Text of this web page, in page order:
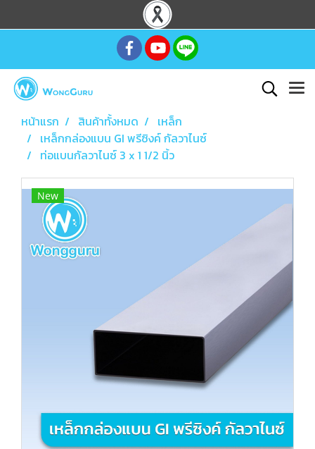
หน้าแรก สินค้าทั้งหมด
เหล็ก
เหล็กกล่องแบน GI พรีซิงค์ กัลวาไนซ์
ท่อแบนกัลวาไนซ์ 3 x 1 1/2 นิ้ว
New